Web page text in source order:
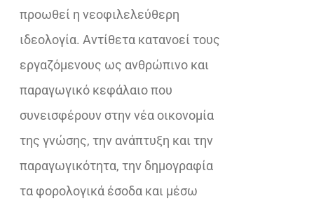
προωθεί η νεοφιλελεύθερη
ιδεολογία. Αντίθετα κατανοεί τους
εργαζόμενους ως ανθρώπινο και
παραγωγικό κεφάλαιο που
συνεισφέρουν στην νέα οικονομία
της γνώσης, την ανάπτυξη και την
παραγωγικότητα, την δημογραφία
τα φορολογικά έσοδα και μέσω